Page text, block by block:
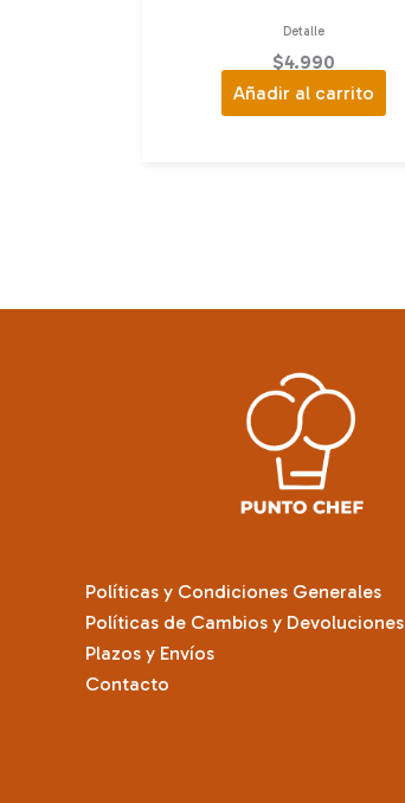
Detalle
$4.990
Añadir al carrito
Políticas y Condiciones Generales
Políticas de Cambios y Devoluciones
Plazos y Envíos
Contacto